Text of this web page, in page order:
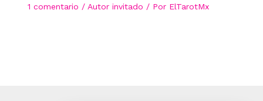
1 comentario / Autor invitado / Por ElTarotMx